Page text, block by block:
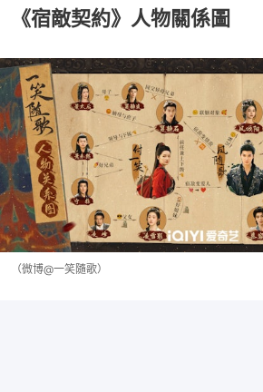
《宿敵契約》人物關係圖
（微博@一笑隨歌）